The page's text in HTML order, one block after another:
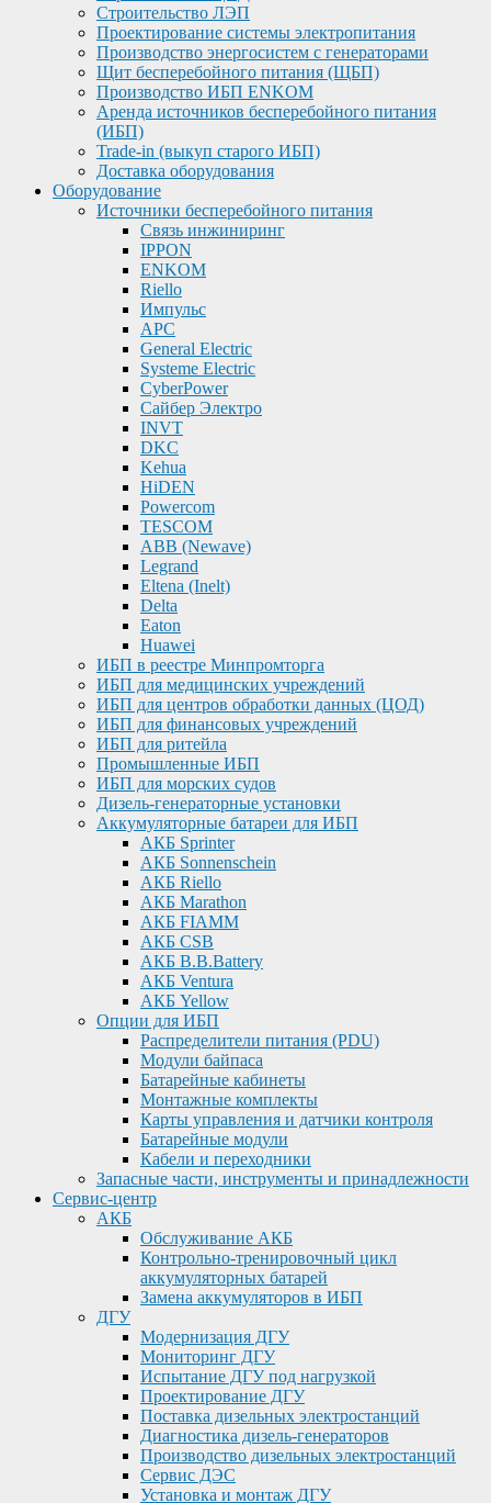
Строительство ЛЭП
Проектирование системы электропитания
Производство энергосистем с генераторами
Щит бесперебойного питания (ЩБП)
Производство ИБП ENKOМ
Аренда источников бесперебойного питания
(ИБП)
Trade-in (выкуп старого ИБП)
Доставка оборудования
Оборудование
Источники бесперебойного питания
Связь инжиниринг
IPPON
ENKOM
Riello
Импульс
APC
General Electric
Systeme Electric
CyberPower
Сайбер Электро
INVT
DKC
Kehua
HiDEN
Powercom
TESCOM
ABB (Newave)
Legrand
Eltena (Inelt)
Delta
Eaton
Huawei
ИБП в реестре Минпромторга
ИБП для медицинских учреждений
ИБП для центров обработки данных (ЦОД)
ИБП для финансовых учреждений
ИБП для ритейла
Промышленные ИБП
ИБП для морских судов
Дизель-генераторные установки
Аккумуляторные батареи для ИБП
АКБ Sprinter
АКБ Sonnenschein
АКБ Riello
АКБ Marathon
АКБ FIAMM
АКБ CSB
АКБ B.B.Battery
АКБ Ventura
АКБ Yellow
Опции для ИБП
Распределители питания (PDU)
Модули байпаса
Батарейные кабинеты
Монтажные комплекты
Карты управления и датчики контроля
Батарейные модули
Кабели и переходники
Запасные части, инструменты и принадлежности
Сервис-центр
АКБ
Обслуживание АКБ
Контрольно-тренировочный цикл
аккумуляторных батарей
Замена аккумуляторов в ИБП
ДГУ
Модернизация ДГУ
Мониторинг ДГУ
Испытание ДГУ под нагрузкой
Проектирование ДГУ
Поставка дизельных электростанций
Диагностика дизель-генераторов
Производство дизельных электростанций
Сервис ДЭС
Установка и монтаж ДГУ